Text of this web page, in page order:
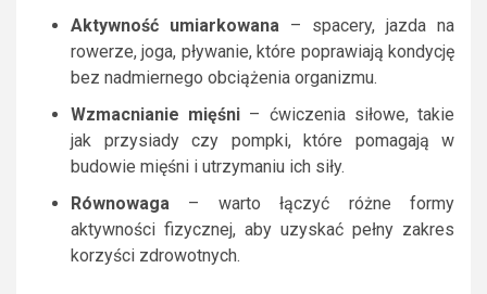
Aktywność umiarkowana – spacery, jazda na
rowerze, joga, pływanie, które poprawiają kondycję
bez nadmiernego obciążenia organizmu.
Wzmacnianie mięśni – ćwiczenia siłowe, takie
jak przysiady czy pompki, które pomagają w
budowie mięśni i utrzymaniu ich siły.
Równowaga – warto łączyć różne formy
aktywności fizycznej, aby uzyskać pełny zakres
korzyści zdrowotnych.